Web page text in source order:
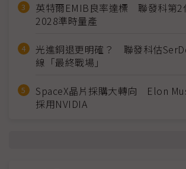
英特爾EMIB良率達標 聯發科第2
2028準時量產
光進銅退更明確？ 聯發科估
線「最終戰場」
SpaceX晶片採購大轉向 Elon
採用NVIDIA